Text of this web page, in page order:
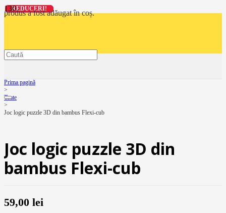
produsa fost adăugat în coș.
Prima pagină
>
Toate
>
Joc logic puzzle 3D din bambus Flexi-cub
Joc logic puzzle 3D din
bambus Flexi-cub
59,00 lei
REDUCERI!
REDUCERI!
REDUCERI!
REDUCERI!